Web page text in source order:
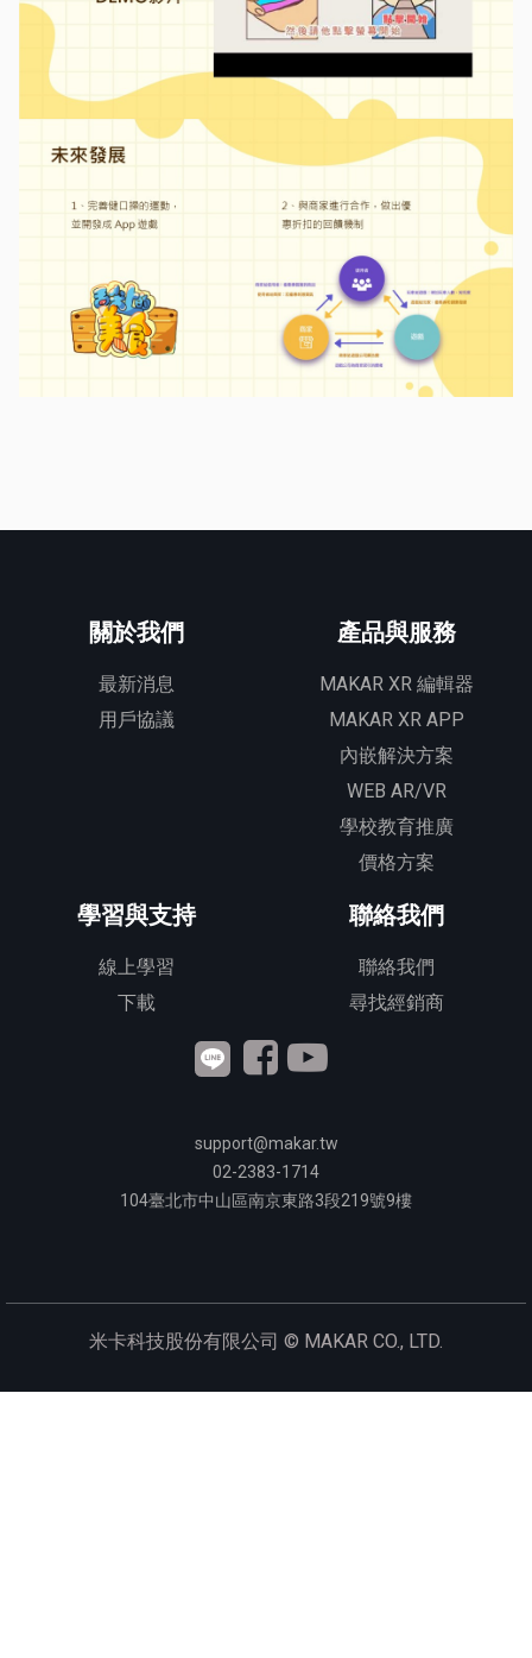
關於我們
最新消息
用戶協議
產品與服務
MAKAR XR 編輯器
MAKAR XR APP
內嵌解決方案
WEB AR/VR
學校教育推廣
價格方案
學習與支持
線上學習
下載
聯絡我們
聯絡我們
尋找經銷商
support@makar.tw
02-2383-1714
104臺北市中山區南京東路3段219號9樓
米卡科技股份有限公司 © MAKAR CO., LTD.